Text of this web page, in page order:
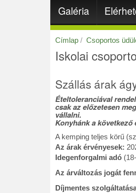
Galéria
Címlap Csoportos
Iskolai
Szállás árak
Ételtoleranciával
csak az előzetesen
vállalni.
Konyhánk a
A kemping teljes körű
Az árak érvényesek:
Idegenforgalmi adó
Az árváltozás jogát
Díjmentes